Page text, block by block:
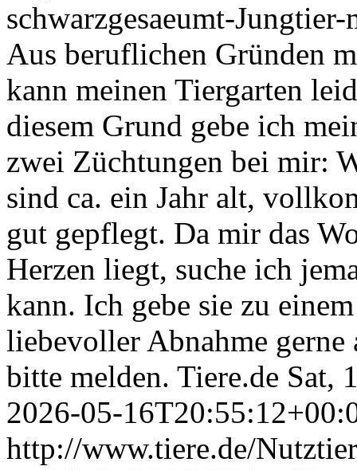
schwarzgesaeumt-
Aus beruflichen Gründen
kann meinen Tiergarten
diesem Grund gebe ich
zwei Züchtungen bei mir:
sind ca. ein Jahr alt,
gut gepflegt. Da mir das
Herzen liegt, suche ich
kann. Ich gebe sie zu
liebevoller Abnahme gerne
bitte melden. Tiere.de Sat,
2026-05-
http://www.tiere.de/